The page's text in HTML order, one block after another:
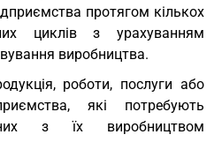
протягом кількох
циклів з урахуванням
виробництва.
роботи, послуги або
які потребують
з їх виробництвом